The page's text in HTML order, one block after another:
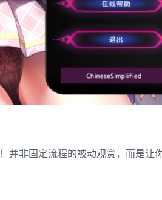
非固定流程的被动观赏，而是让